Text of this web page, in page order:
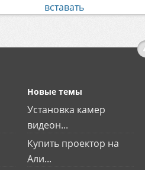
вставать
Новые темы
Установка камер
видеон...
Купить проектор на
Али...